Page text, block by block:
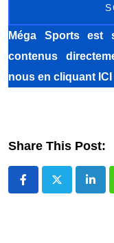
Méga Sportsest
contenus
nous en cliquant ICI
Share This Post: